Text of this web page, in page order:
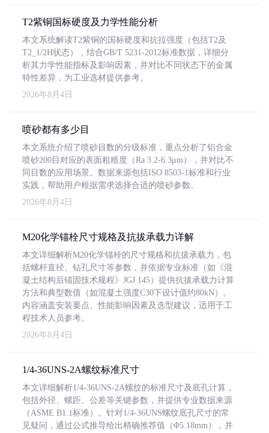
T2紫铜国标硬度及力学性能分析
本文系统解读T2紫铜的国标硬度和抗拉强度（包括T2及
T2_1/2H状态），结合GB/T 5231-2012标准数据，详细分
析其力学性能指标及影响因素，并对比不同状态下的金属
特性差异，为工业选材提供参考。
2026年8月4日
喷砂都有多少目
本文系统介绍了喷砂目数的分级标准，重点分析了铝合金
喷砂200目对应的表面粗糙度（Ra 3.2-6.3μm），并对比不
同目数的应用场景。数据来源包括ISO 8503-1标准和行业
实践，帮助用户根据需求选择合适的喷砂参数。
2026年8月4日
M20化学锚栓尺寸规格及抗拔承载力详解
本文详细解析M20化学锚栓的尺寸规格和抗拔承载力，包
括螺杆直径、钻孔尺寸等参数，并依据专业标准（如《混
凝土结构后锚固技术规程》JGJ 145）提供抗拔承载力计算
方法和典型数值（如混凝土强度C30下设计值约80kN）。
内容涵盖安装要点、性能影响因素及选型建议，适用于工
程技术人员参考。
2026年8月4日
1/4-36UNS-2A螺纹标准尺寸
本文详细解析1/4-36UNS-2A螺纹的标准尺寸及底孔计算，
包括外径、螺距、公差等关键参数，并提供专业数据来源
（ASME B1.1标准）。针对1/4-36UNS螺纹底孔尺寸的常
见疑问，通过公式推导给出精确推荐值（Φ5.18mm），并